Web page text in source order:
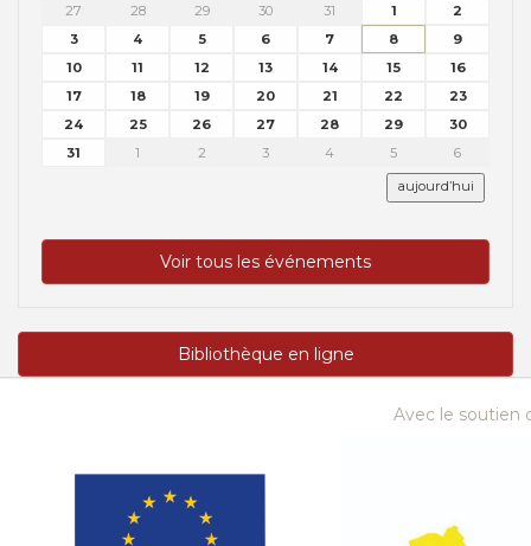
27
28 29 30 31 1
2
3
4 5 6 7 8
9
10
11 12 13 14 15
16
17
18 19 20 21 22
23
24
25 26 27 28 29
30
31
1 2 3 4 5 6
aujourd’hui
Voir tous les événements
Bibliothèque en ligne
Avec le soutien